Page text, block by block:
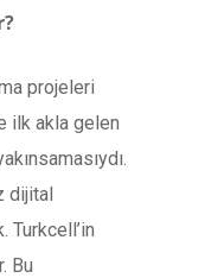
projeleri
ilk akla gelen
dijital
Turkcell’in
Bu